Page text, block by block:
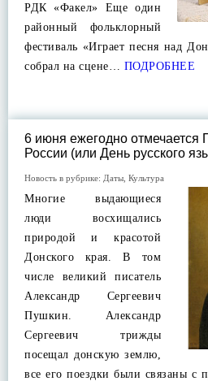
РДК «Факел» Еще один
районный фольклорный
фестиваль «Играет песня над
собрал на сцене… ПОДРОБНЕЕ
6 июня ежегодно отмечается
России (или День русского
Новость в рубрике: Даты Культура
Многие выдающиеся
люди восхищались
природой и красотой
Донского края. В том
числе великий писатель
Александр Сергеевич
Пушкин. Александр
Сергеевич трижды
посещал донскую землю,
все его поездки были связаны с